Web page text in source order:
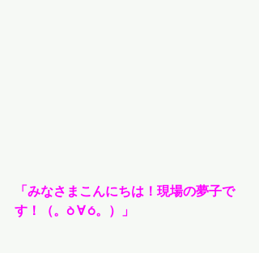
「みなさまこんにちは！現場の夢子で
す！（。ò ∀ ó。）」